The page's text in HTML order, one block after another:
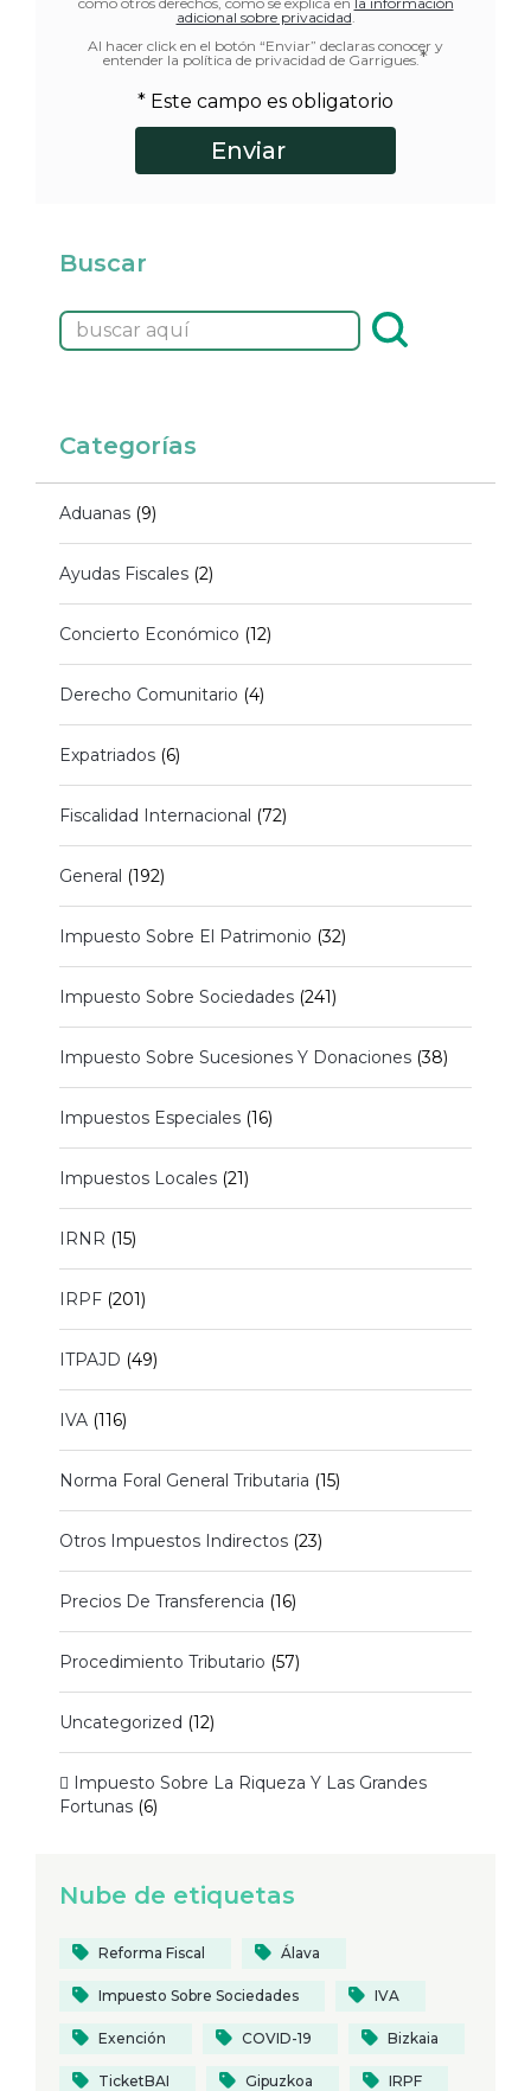
adicional sobre privacidad
Al hacer click en el botón “Enviar” declaras conocer y
entender la política de privacidad de Garrigues. *
* Este campo es obligatorio
Buscar
Categorías
Aduanas (9)
Ayudas Fiscales (2)
Concierto Económico (12)
Derecho Comunitario (4)
Expatriados (6)
Fiscalidad Internacional (72)
General (192)
Impuesto Sobre El Patrimonio (32)
Impuesto Sobre Sociedades (241)
Impuesto Sobre Sucesiones Y Donaciones (38)
Impuestos Especiales (16)
Impuestos Locales (21)
IRNR (15)
IRPF (201)
ITPAJD (49)
IVA (116)
Norma Foral General Tributaria (15)
Otros Impuestos Indirectos (23)
Precios De Transferencia (16)
Procedimiento Tributario (57)
Uncategorized (12)
 Impuesto Sobre La Riqueza Y Las Grandes
Fortunas (6)
Nube de etiquetas
Reforma Fiscal Álava
Impuesto Sobre Sociedades IVA
Exención COVID-19 Bizkaia
TicketBAI Gipuzkoa IRPF